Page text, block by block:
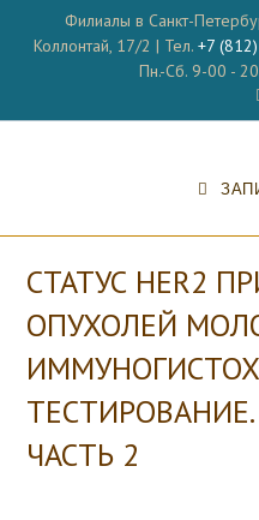
содержимому
Филиалы в Санкт-
Коллонтай, 17/2 | Тел. +7
Пн.-Сб. 9-00 -
СТАТУС HER2
ОПУХОЛЕЙ
ЧАСТЬ 2